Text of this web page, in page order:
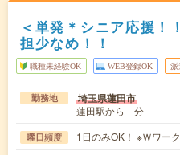
＜単発＊シニア応援！
担少なめ！！
職種未経験OK WEB登録OK 派
勤務地 埼玉県蓮田市
蓮田駅から---分
曜日頻度 1日のみOK！ ※Ｗワー